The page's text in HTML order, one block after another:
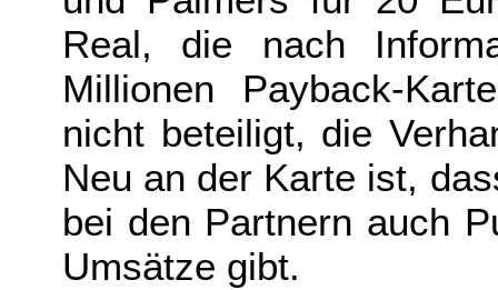
Real, die nach
Millionen Payback-
nicht beteiligt, die
Neu an der Karte ist,
bei den Partnern auch
Umsätze gibt.